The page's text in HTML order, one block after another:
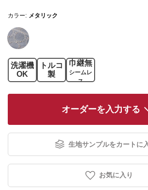
カラー: メタリック
洗濯機
OK
トルコ
製
巾継無
シームレ
ス
オーダーを入力する
生地サンプルをカートに
お気に入り